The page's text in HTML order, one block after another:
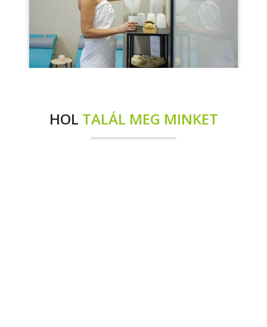
HOL TALÁL MEG MINKET